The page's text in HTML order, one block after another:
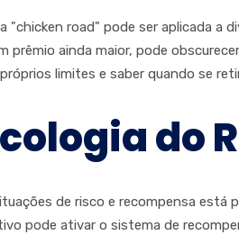
"chicken road" pode ser aplicada
prêmio ainda maior, pode
limites e saber quando se
do
de risco e recompensa está
pode ativar o sistema de